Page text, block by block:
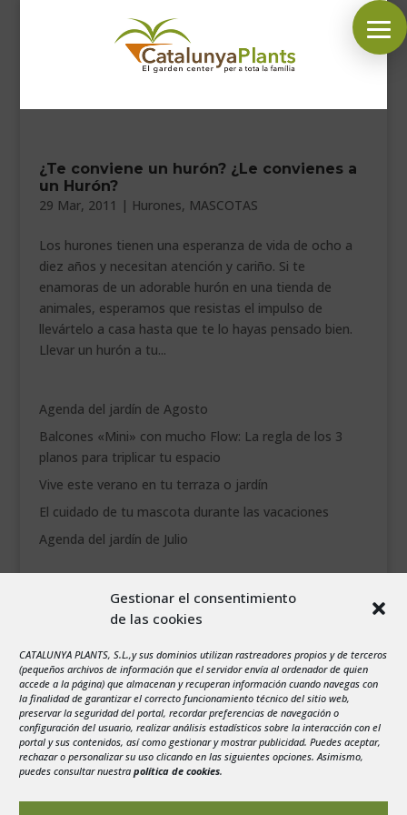
Gestionar el consentimiento
de las cookies
CATALUNYA PLANTS, S.L.,y sus dominios utilizan rastreadores propios y de terceros
(pequeños archivos de información que el servidor envía al ordenador de quien
accede a la página) que almacenan y recuperan información cuando navegas con
la finalidad de garantizar el correcto funcionamiento técnico del sitio web,
preservar la seguridad del portal, recordar preferencias de navegación o
configuración del usuario, realizar análisis estadísticos sobre la interacción con el
portal y sus contenidos, así como gestionar y mostrar publicidad. Puedes aceptar,
rechazar o personalizar su uso clicando en las siguientes opciones. Asimismo,
puedes consultar nuestra política de cookies.
SÍGUENOS EN:
INICIO
PLANTAS
MASCOTAS
DECORACIÓN
HORARIO GARDEN
___________________________
VEURE EN CATALÀ
¿Te conviene un hurón? ¿Le convienes a
un Hurón?
29 Mar, 2011 | Hurones, MASCOTAS
Los hurones tienen una esperanza de vida de ocho a
diez años y necesitan atención y cariño. Si te
enamoras de un adorable hurón en una tienda de
animales, esperamos que resistas el impulso de
llevártelo a casa hasta que te lo hayas pensado bien.
Llevar un hurón a tu...
Agenda del jardín de Agosto
Balcones «Mini» con mucho Flow: La regla de los 3
planos para triplicar tu espacio
Vive este verano en tu terraza o jardín
El cuidado de tu mascota durante las vacaciones
Agenda del jardín de Julio
X J V S
3
4 5 6 7 8
9
10
11 12 13 14 15
16
17
18 19 20 21 22
23
24
25 26 27 28 29
30
31